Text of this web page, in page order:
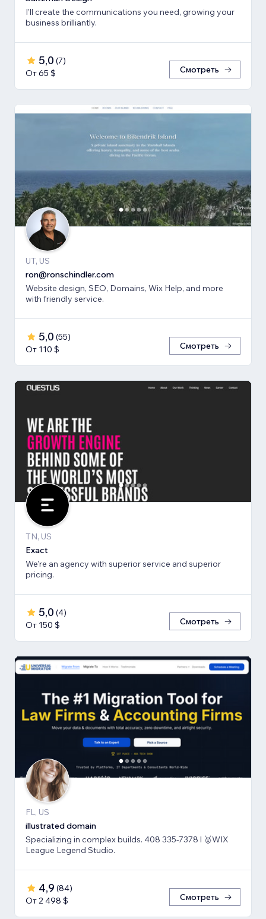
I’ll create the communications you need, growing your
business brilliantly.
5,0 (7)
От 65 $
Смотреть
UT, US
ron@ronschindler.com
Website design, SEO, Domains, Wix Help, and more
with friendly service.
5,0 (55)
От 110 $
Смотреть
TN, US
Exact
We're an agency with superior service and superior
pricing.
5,0 (4)
От 150 $
Смотреть
FL, US
illustrated domain
Specializing in complex builds. 408 335-7378 l 🥇WIX
League Legend Studio.
4,9 (84)
От 2 498 $
Смотреть